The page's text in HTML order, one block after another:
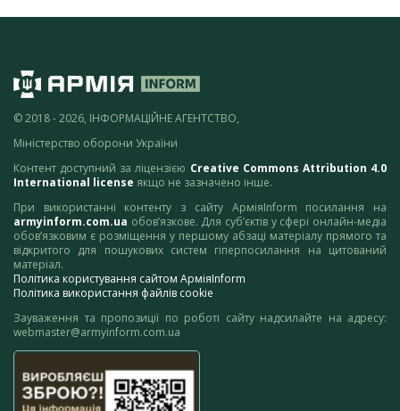
© 2018 - 2026, ІНФОРМАЦІЙНЕ АГЕНТСТВО,
Міністерство оборони України
Контент доступний за ліцензією Creative Commons Attribution 4.0
International license якщо не зазначено інше.
При використанні контенту з сайту АрміяInform посилання на
armyinform.com.ua обов’язкове. Для суб’єктів у сфері онлайн-медіа
обов’язковим є розміщення у першому абзаці матеріалу прямого та
відкритого для пошукових систем гіперпосилання на цитований
матеріал.
Політика користування сайтом АрміяInform
Політика використання файлів cookie
Зауваження та пропозиції по роботі сайту надсилайте на адресу:
webmaster@armyinform.com.ua